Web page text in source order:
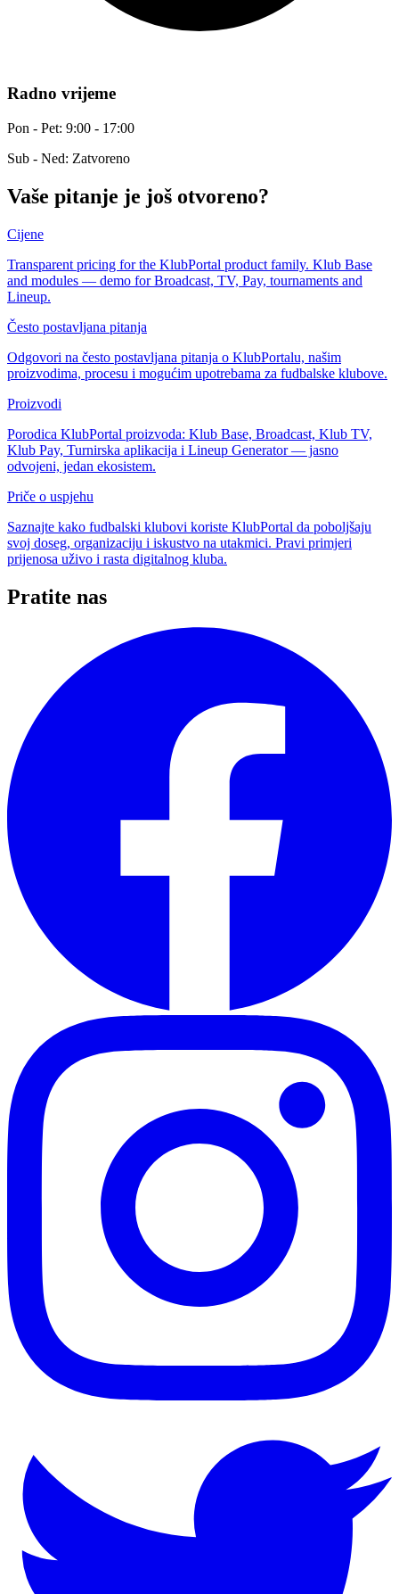
Radno vrijeme
Pon - Pet: 9:00 - 17:00
Sub - Ned: Zatvoreno
Vaše pitanje je još otvoreno?
Cijene
Transparent pricing for the KlubPortal product family. Klub Base
and modules — demo for Broadcast, TV, Pay, tournaments and
Lineup.
Često postavljana pitanja
Odgovori na često postavljana pitanja o KlubPortalu, našim
proizvodima, procesu i mogućim upotrebama za fudbalske klubove.
Proizvodi
Porodica KlubPortal proizvoda: Klub Base, Broadcast, Klub TV,
Klub Pay, Turnirska aplikacija i Lineup Generator — jasno
odvojeni, jedan ekosistem.
Priče o uspjehu
Saznajte kako fudbalski klubovi koriste KlubPortal da poboljšaju
svoj doseg, organizaciju i iskustvo na utakmici. Pravi primjeri
prijenosa uživo i rasta digitalnog kluba.
Pratite nas